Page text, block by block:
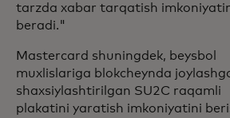
tarzda xabar tarqatish
beradi."
Mastercard shuningdek, beysbol
muxlislariga blokcheynda
shaxsiylashtirilgan SU2C raqamli
plakatini yaratish imkoniyatini